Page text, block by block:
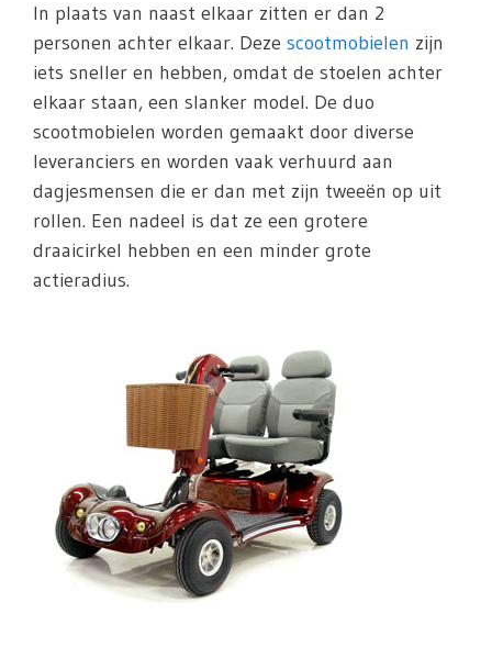
In plaats van naast elkaar zitten er dan 2
personen achter elkaar. Deze scootmobielen zijn
iets sneller en hebben, omdat de stoelen achter
elkaar staan, een slanker model. De duo
scootmobielen worden gemaakt door diverse
leveranciers en worden vaak verhuurd aan
dagjesmensen die er dan met zijn tweeën op uit
rollen. Een nadeel is dat ze een grotere
draaicirkel hebben en een minder grote
actieradius.